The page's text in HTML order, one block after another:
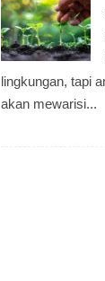
lingkungan, tapi
akan mewarisi...